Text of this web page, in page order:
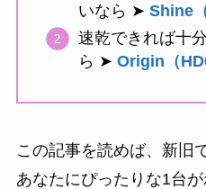
いなら ➤Shine
速乾できれば十
ら ➤Origin（
この記事を読めば、新旧
あなたにぴったりな1台